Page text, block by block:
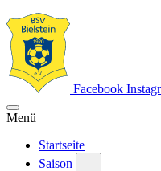
Facebook
Menü
Startseite
Saison